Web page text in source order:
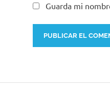
Guarda mi